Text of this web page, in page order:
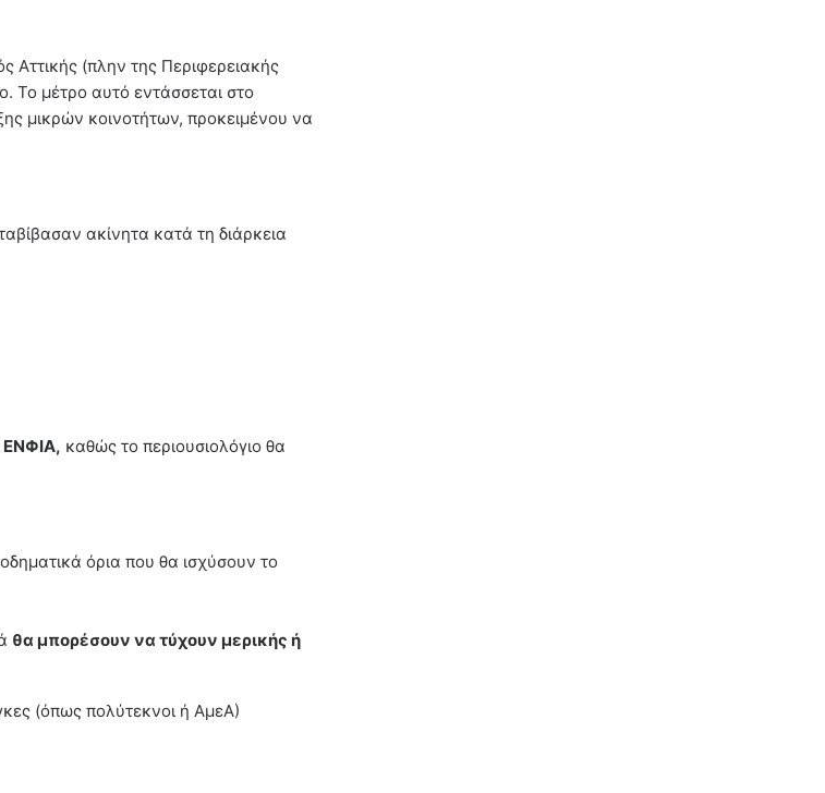
Αττικής (πλην της Περιφερειακής
μέτρο αυτό εντάσσεται στο
μικρών κοινοτήτων, προκειμένου να
ακίνητα κατά τη διάρκεια
ΕΝΦΙΑ, καθώς το περιουσιολόγιο θα
όρια που θα ισχύσουν το
θα μπορέσουν να τύχουν μερικής ή
(όπως πολύτεκνοι ή ΑμεΑ)